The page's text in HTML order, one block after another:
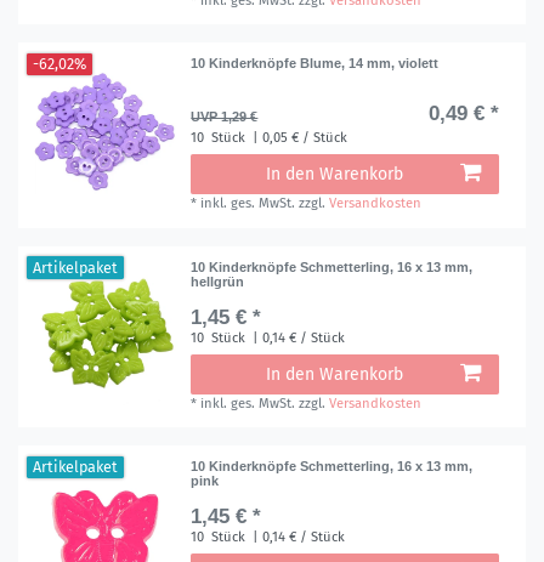
-62,02% 10 Kinderknöpfe Blume, 14 mm, violett
UVP 1,29 € 0,49 € *
10 Stück | 0,05 € / Stück
In den Warenkorb
* inkl. ges. MwSt. zzgl.Versandkosten
Artikelpaket
10 Kinderknöpfe Schmetterling, 16 x 13 mm,
hellgrün
1,45 € *
10 Stück | 0,14 € / Stück
In den Warenkorb
* inkl. ges. MwSt. zzgl.Versandkosten
Artikelpaket
10 Kinderknöpfe Schmetterling, 16 x 13 mm,
pink
1,45 € *
10 Stück | 0,14 € / Stück